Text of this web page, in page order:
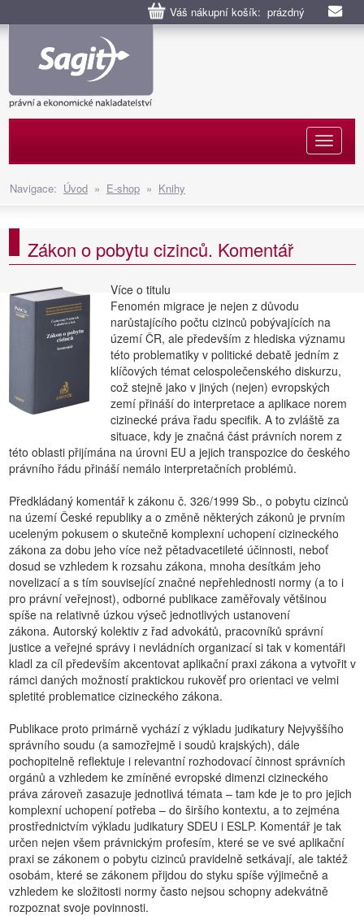
Váš nákupní košík: prázdný
Navigace: Úvod » E-shop » Knihy
Zákon o pobytu cizinců. Komentář
Více o titulu
Fenomén migrace je nejen z důvodu
narůstajícího počtu cizinců pobývajících na
území ČR, ale především z hlediska významu
této problematiky v politické debatě jedním z
klíčových témat celospolečenského diskurzu,
což stejně jako v jiných (nejen) evropských
zemí přináší do interpretace a aplikace norem
cizinecké práva řadu specifik. A to zvláště za
situace, kdy je značná část právních norem z
této oblasti přijímána na úrovni EU a jejich transpozice do českého
právního řádu přináší nemálo interpretačních problémů.
Předkládaný komentář k zákonu č. 326/1999 Sb., o pobytu cizinců
na území České republiky a o změně některých zákonů je prvním
uceleným pokusem o skutečně komplexní uchopení cizineckého
zákona za dobu jeho více než pětadvacetileté účinnosti, neboť
dosud se vzhledem k rozsahu zákona, mnoha desítkám jeho
novelizací a s tím související značné nepřehlednosti normy (a to i
pro právní veřejnost), odborné publikace zaměřovaly většinou
spíše na relativně úzkou výseč jednotlivých ustanovení
zákona. Autorský kolektiv z řad advokátů, pracovníků správní
justice a veřejné správy i nevládních organizací si tak v komentáři
kladl za cíl především akcentovat aplikační praxi zákona a vytvořit v
rámci daných možností praktickou rukověť pro orientaci ve velmi
spletité problematice cizineckého zákona.
Publikace proto primárně vychází z výkladu judikatury Nejvyššího
správního soudu (a samozřejmě i soudů krajských), dále
pochopitelně reflektuje i relevantní rozhodovací činnost správních
orgánů a vzhledem ke zmíněné evropské dimenzi cizineckého
práva zároveň zasazuje jednotlivá témata – tam kde je to pro jejich
komplexní uchopení potřeba – do širšího kontextu, a to zejména
prostřednictvím výkladu judikatury SDEU i ESLP. Komentář je tak
určen nejen všem právnickým profesím, které se ve své aplikační
praxi se zákonem o pobytu cizinců pravidelně setkávají, ale taktéž
osobám, které se zákonem přijdou do styku spíše výjimečně a
vzhledem ke složitosti normy často nejsou schopny adekvátně
rozpoznat svoje povinnosti.